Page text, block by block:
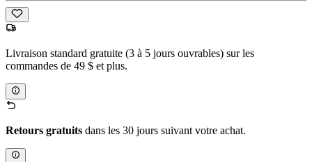
Livraison standard gratuite (3 à 5 jours ouvrables) sur les
commandes de 49 $ et plus.
Retours gratuits dans les 30 jours suivant votre achat.